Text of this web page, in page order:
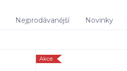
Nejprodávanější Novinky
Akce